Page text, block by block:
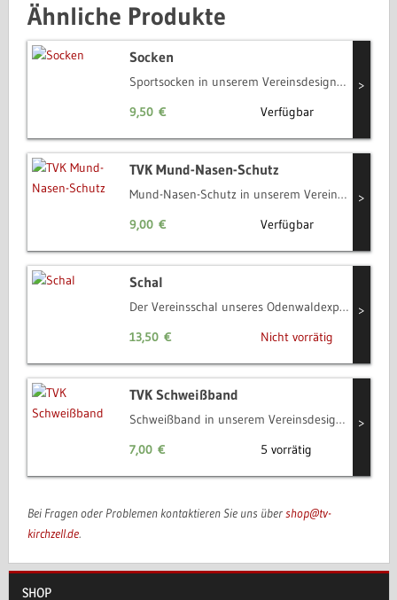
Ähnliche Produkte
Socken
Sportsocken in unserem Vereinsdesign aus Baumwolle, Polyamid und Lycra (Elastan)
9,50 € Verfügbar
>
TVK Mund-Nasen-Schutz
Mund-Nasen-Schutz in unserem Vereinsdesign aus 100% Polyester / Microfaser
9,00 € Verfügbar
>
Schal
Der Vereinsschal unseres Odenwaldexpress in rot und weiß ist für jeden Fan ein treuer Begleiter.
13,50 € Nicht vorrätig
>
TVK Schweißband
Schweißband in unserem Vereinsdesign aus 80% Baumwolle und 20% Elasthan
7,00 € 5 vorrätig
>
Bei Fragen oder Problemen kontaktieren Sie uns über shop@tv-
kirchzell.de.
SHOP